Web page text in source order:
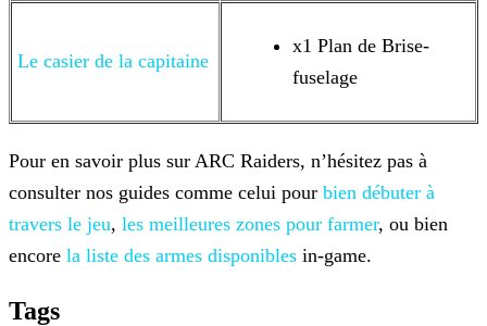
Le casier de la capitaine
x1 Plan de Brise-
fuselage
Pour en savoir plus sur ARC Raiders, n’hésitez pas à
consulter nos guides comme celui pour bien débuter à
travers le jeu, les meilleures zones pour farmer, ou bien
encore la liste des armes disponibles in-game.
Tags